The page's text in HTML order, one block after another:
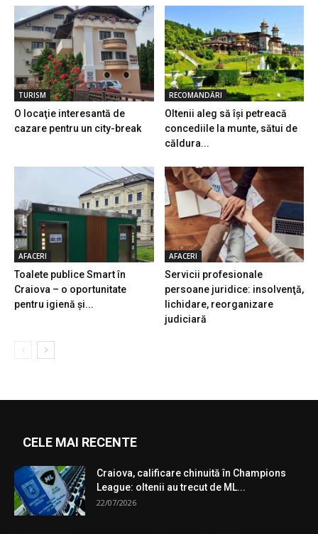
TURISM
O locaţie interesantă de
cazare pentru un city-break
RECOMANDĂRI
Oltenii aleg să îşi petreacă
concediile la munte, sătui de
căldura...
AFACERI
Toalete publice Smart în
Craiova – o oportunitate
pentru igienă şi...
AFACERI
Servicii profesionale
persoane juridice: insolvenţă,
lichidare, reorganizare
judiciară
CELE MAI RECENTE
Craiova, calificare chinuită în Champions
League: oltenii au trecut de ML...
22/07/2026